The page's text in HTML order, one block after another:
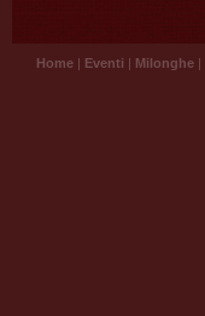
Home | Eventi | Milonghe |